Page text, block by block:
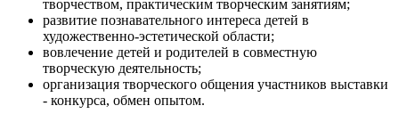
творчеством, практическим творческим занятиям;
развитие познавательного интереса детей в
художественно-эстетической области;
вовлечение детей и родителей в совместную
творческую деятельность;
организация творческого общения участников выставки
- конкурса, обмен опытом.